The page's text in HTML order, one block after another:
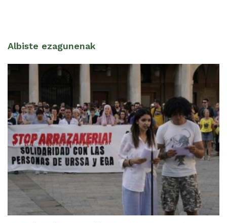
Albiste ezagunenak